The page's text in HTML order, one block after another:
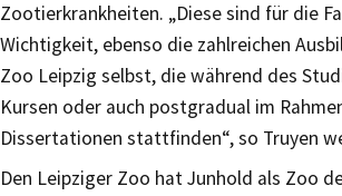
Zootierkrankheiten. „Diese sind für die
Wichtigkeit, ebenso die zahlreichen
Zoo Leipzig selbst, die während des
Kursen oder auch postgradual im
Dissertationen stattfinden“, so Truyen
Den Leipziger Zoo hat Junhold als Zoo